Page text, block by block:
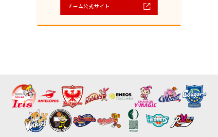
チーム公式サイト